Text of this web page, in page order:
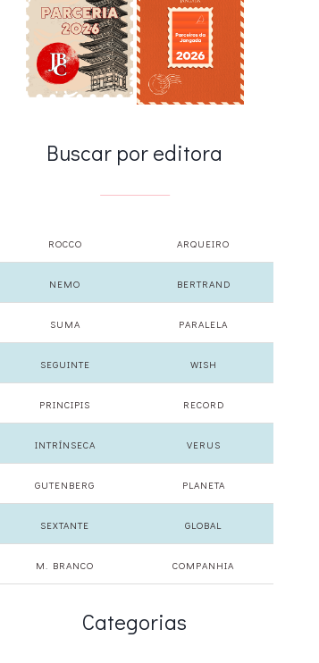
Buscar por editora
ROCCO ARQUEIRO
NEMO BERTRAND
SUMA PARALELA
SEGUINTE WISH
PRINCIPIS RECORD
INTRÍNSECA VERUS
GUTENBERG PLANETA
SEXTANTE GLOBAL
M. BRANCO COMPANHIA
Categorias